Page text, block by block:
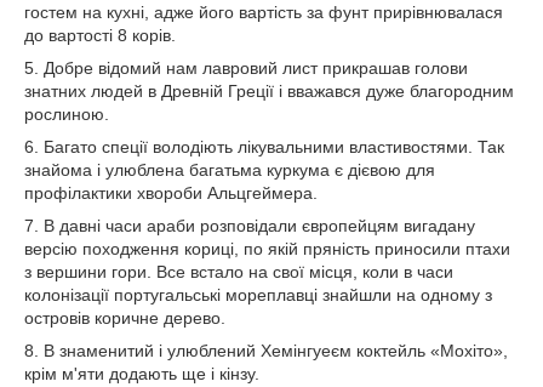
гостем на кухні, адже його вартість за фунт прирівнювалася
до вартості 8 корів.
5. Добре відомий нам лавровий лист прикрашав голови
знатних людей в Древній Греції і вважався дуже благородним
рослиною.
6. Багато спеції володіють лікувальними властивостями. Так
знайома і улюблена багатьма куркума є дієвою для
профілактики хвороби Альцгеймера.
7. В давні часи араби розповідали європейцям вигадану
версію походження кориці, по якій пряність приносили птахи
з вершини гори. Все встало на свої місця, коли в часи
колонізації португальські мореплавці знайшли на одному з
островів коричне дерево.
8. В знаменитий і улюблений Хемінгуеєм коктейль «Мохіто»,
крім м'яти додають ще і кінзу.